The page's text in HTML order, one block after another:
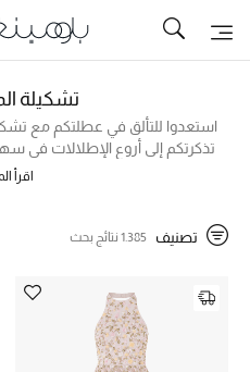
تخفيضات
جديد في الخصومات
الرجال
تشكيلة
استعدوا للتألق في عطلتكم مع
تذكرتكم إلى أروع الإطلالات في
الأنيقة من ألميس، نيدل اند
اكتشفوا مجوهرات مارلي
اقرأ
تصنيف 1.385 نتائج بحث